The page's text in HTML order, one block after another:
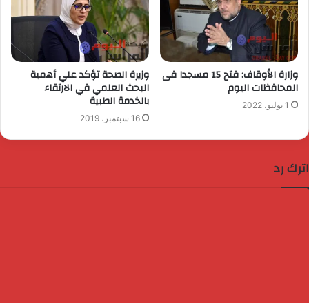
وزارة الأوقاف: فتح 15 مسجدا فى
المحافظات اليوم
1 يوليو، 2022
وزيرة الصحة تؤكد علي أهمية
البحث العلمي في الارتقاء
بالخدمة الطبية
16 سبتمبر، 2019
اترك رد